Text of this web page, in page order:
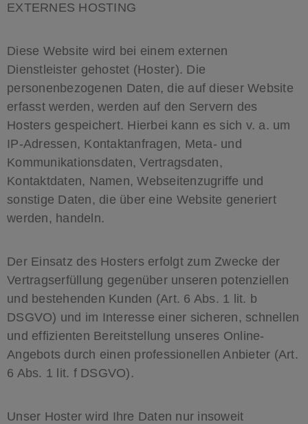
EXTERNES HOSTING
Diese Website wird bei einem externen
Dienstleister gehostet (Hoster). Die
personenbezogenen Daten, die auf dieser Website
erfasst werden, werden auf den Servern des
Hosters gespeichert. Hierbei kann es sich v. a. um
IP-Adressen, Kontaktanfragen, Meta- und
Kommunikationsdaten, Vertragsdaten,
Kontaktdaten, Namen, Webseitenzugriffe und
sonstige Daten, die über eine Website generiert
werden, handeln.
Der Einsatz des Hosters erfolgt zum Zwecke der
Vertragserfüllung gegenüber unseren potenziellen
und bestehenden Kunden (Art. 6 Abs. 1 lit. b
DSGVO) und im Interesse einer sicheren, schnellen
und effizienten Bereitstellung unseres Online-
Angebots durch einen professionellen Anbieter (Art.
6 Abs. 1 lit. f DSGVO).
Unser Hoster wird Ihre Daten nur insoweit